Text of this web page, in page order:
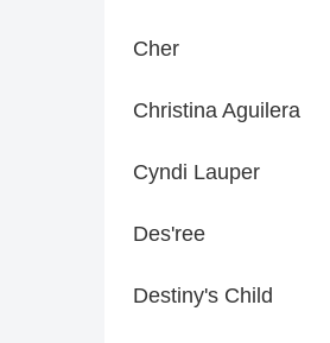
Cher
Christina Aguilera
Cyndi Lauper
Des'ree
Destiny's Child